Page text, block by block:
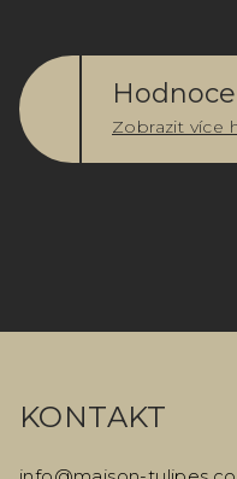
Zobrazit více
KONTAKT